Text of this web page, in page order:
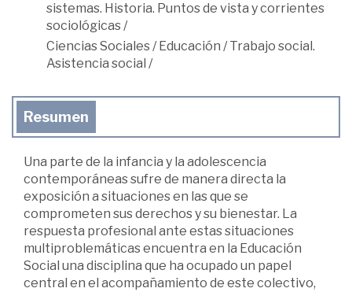
sistemas. Historia. Puntos de vista y corrientes
sociológicas/
Ciencias Sociales/ Educación /Trabajo social.
Asistencia social /
Resumen
Una parte de la infancia y la adolescencia
contemporáneas sufre de manera directa la
exposición a situaciones en las que se
comprometen sus derechos y su bienestar. La
respuesta profesional ante estas situaciones
multiproblemáticas encuentra en la Educación
Social una disciplina que ha ocupado un papel
central en el acompañamiento de este colectivo,